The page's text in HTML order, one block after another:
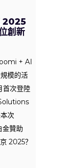
2025
創新
+ AI
模的活
次登陸
次
贊助
2025？